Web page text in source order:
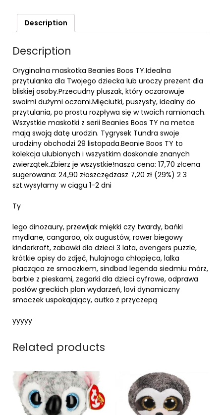
Description
Description
Oryginalna maskotka Beanies Boos TY.Idealna
przytulanka dla Twojego dziecka lub uroczy prezent dla
bliskiej osoby.Przecudny pluszak, który oczarowuje
swoimi dużymi oczami.Mięciutki, puszysty, idealny do
przytulania, po prostu rozpływa się w twoich ramionach.
Wszystkie maskotki z serii Beanies Boos TY na metce
mają swoją datę urodzin. Tygrysek Tundra swoje
urodziny obchodzi 29 listopada.Beanie Boos TY to
kolekcja ulubionych i wszystkim doskonale znanych
zwierzątek.Zbierz je wszystkie!nasza cena: 17,70 złcena
sugerowana: 24,90 złoszczędzasz 7,20 zł (29%) 2 3
szt.wysyłamy w ciągu 1-2 dni
Ty
lego dinozaury, przewijak miękki czy twardy, bańki
mydlane, cangaroo, olx augustów, rower biegowy
kinderkraft, zabawki dla dzieci 3 lata, avengers puzzle,
krótkie opisy do zdjęć, hulajnoga chłopięca, lalka
płacząca ze smoczkiem, sindbad legenda siedmiu mórz,
barbie z pieskami, zegarki dla dzieci cyfrowe, odprawa
posłów greckich plan wydarzeń, lovi dynamiczny
smoczek uspokajający, autko z przyczepą
yyyyy
Related products